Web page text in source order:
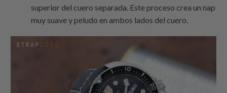
superior del cuero separada. Este proceso crea un nap
muy suave y peludo en ambos lados del cuero.